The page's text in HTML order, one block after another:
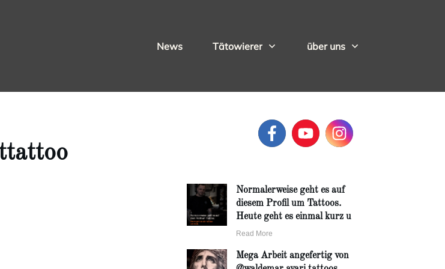
News Tätowierer über uns
Normalerweise geht es auf
diesem Profil um Tattoos.
Heute geht es einmal kurz u
Read More
Mega Arbeit angefertig von